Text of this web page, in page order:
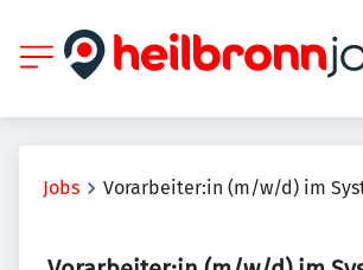
Jobs Vorarbeiter:in (m/w/d) im